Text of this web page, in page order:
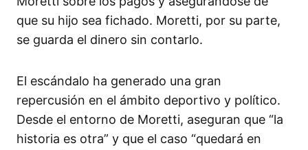
que su hijo sea fichado. Moretti, por su parte,
se guarda el dinero sin contarlo.
El escándalo ha generado una gran
repercusión en el ámbito deportivo y político.
Desde el entorno de Moretti, aseguran que “la
historia es otra” y que el caso “quedará en